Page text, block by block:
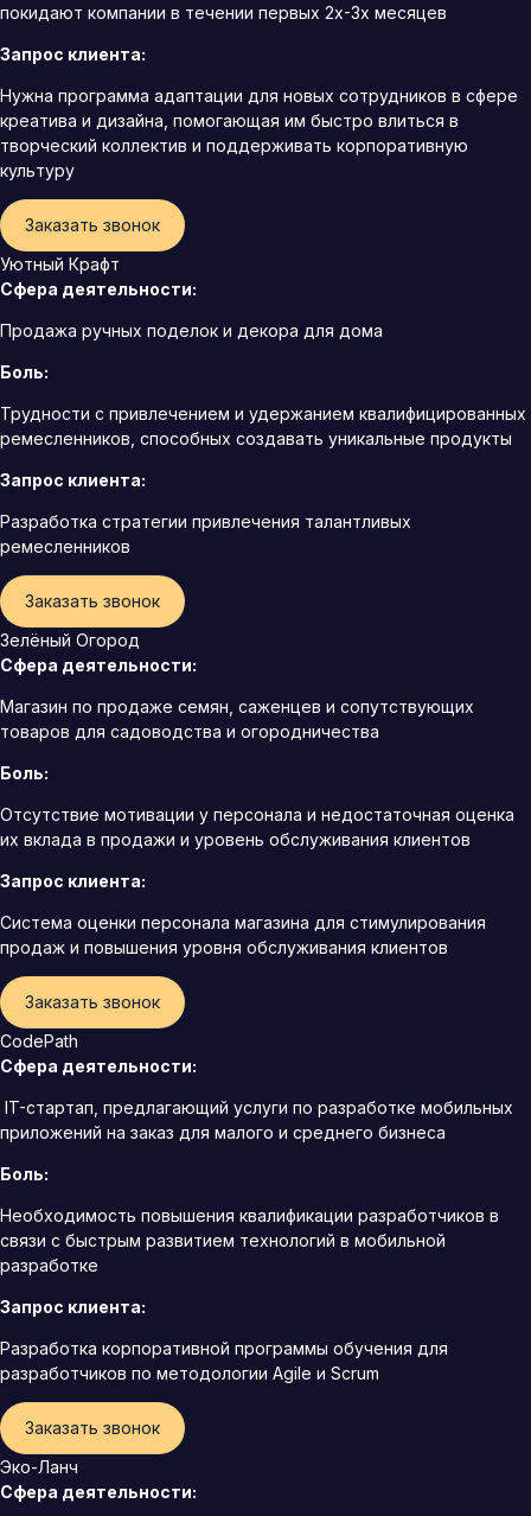
покидают компании в течении первых 2х-3х месяцев
Запрос клиента:
Нужна программа адаптации для новых сотрудников в сфере
креатива и дизайна, помогающая им быстро влиться в
творческий коллектив и поддерживать корпоративную
культуру
Заказать звонок
Уютный Крафт
Сфера деятельности:
Продажа ручных поделок и декора для дома
Боль:
Трудности с привлечением и удержанием квалифицированных
ремесленников, способных создавать уникальные продукты
Запрос клиента:
Разработка стратегии привлечения талантливых
ремесленников
Заказать звонок
Зелёный Огород
Сфера деятельности:
Магазин по продаже семян, саженцев и сопутствующих
товаров для садоводства и огородничества
Боль:
Отсутствие мотивации у персонала и недостаточная оценка
их вклада в продажи и уровень обслуживания клиентов
Запрос клиента:
Система оценки персонала магазина для стимулирования
продаж и повышения уровня обслуживания клиентов
Заказать звонок
CodePath
Сфера деятельности:
IT-стартап, предлагающий услуги по разработке мобильных
приложений на заказ для малого и среднего бизнеса
Боль:
Необходимость повышения квалификации разработчиков в
связи с быстрым развитием технологий в мобильной
разработке
Запрос клиента:
Разработка корпоративной программы обучения для
разработчиков по методологии Agile и Scrum
Заказать звонок
Эко-Ланч
Сфера деятельности: